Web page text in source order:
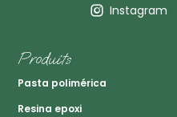
Instagram
Produits
Pasta polimérica
Resina epoxi